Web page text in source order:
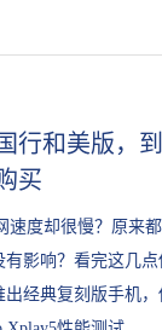
太强大，这5部电视
行和美版，
买
速度却很慢？原来
影响？看完这几
出经典复刻版手机